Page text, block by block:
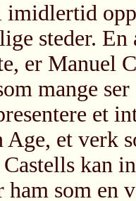
imidlertid
steder.
er Manuel
mange
et
et verk
Castells kan
ham som